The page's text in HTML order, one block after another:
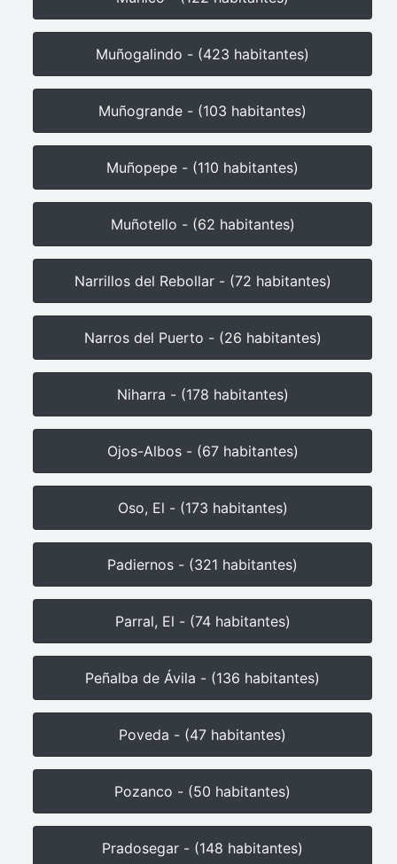
Muñogalindo - (423 habitantes)
Muñogrande - (103 habitantes)
Muñopepe - (110 habitantes)
Muñotello - (62 habitantes)
Narrillos del Rebollar - (72 habitantes)
Narros del Puerto - (26 habitantes)
Niharra - (178 habitantes)
Ojos-Albos - (67 habitantes)
Oso, El - (173 habitantes)
Padiernos - (321 habitantes)
Parral, El - (74 habitantes)
Peñalba de Ávila - (136 habitantes)
Poveda - (47 habitantes)
Pozanco - (50 habitantes)
Pradosegar - (148 habitantes)